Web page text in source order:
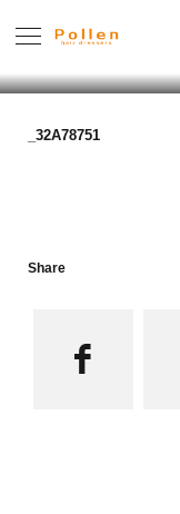
_32A78751
Share
